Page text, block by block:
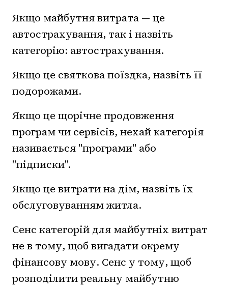
Якщо майбутня витрата — це
автострахування, так і назвіть
категорію: автострахування.
Якщо це святкова поїздка, назвіть її
подорожами.
Якщо це щорічне продовження
програм чи сервісів, нехай категорія
називається "програми" або
"підписки".
Якщо це витрати на дім, назвіть їх
обслуговуванням житла.
Сенс категорій для майбутніх витрат
не в тому, щоб вигадати окрему
фінансову мову. Сенс у тому, щоб
розподілити реальну майбутню